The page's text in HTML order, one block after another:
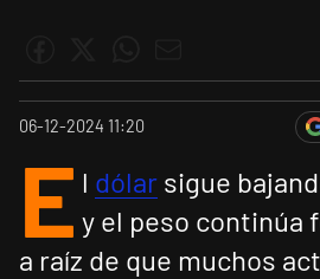
06-12-2024 11:20
E l dólar sigue
y el peso continúa
a raíz de que muchos